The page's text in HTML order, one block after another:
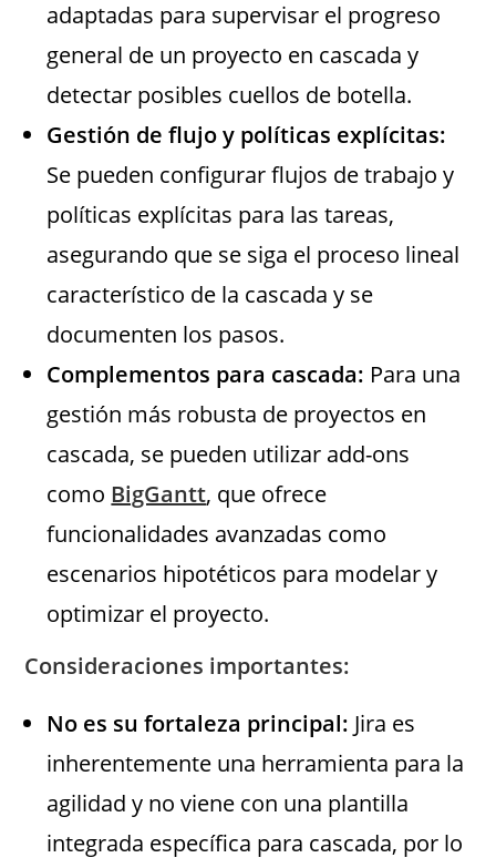
adaptadas para supervisar el progreso
general de un proyecto en cascada y
detectar posibles cuellos de botella.
Gestión de flujo y políticas explícitas:
Se pueden configurar flujos de trabajo y
políticas explícitas para las tareas,
asegurando que se siga el proceso lineal
característico de la cascada y se
documenten los pasos.
Complementos para cascada: Para una
gestión más robusta de proyectos en
cascada, se pueden utilizar add-ons
como BigGantt, que ofrece
funcionalidades avanzadas como
escenarios hipotéticos para modelar y
optimizar el proyecto.
Consideraciones importantes:
No es su fortaleza principal: Jira es
inherentemente una herramienta para la
agilidad y no viene con una plantilla
integrada específica para cascada, por lo